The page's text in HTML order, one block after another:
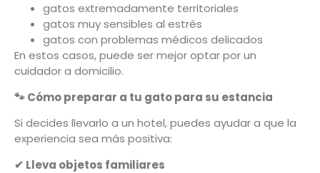
gatos extremadamente territoriales
gatos muy sensibles al estrés
gatos con problemas médicos delicados
En estos casos, puede ser mejor optar por un
cuidador a domicilio.
🐾Cómo preparar a tu gato para su estancia
Si decides llevarlo a un hotel, puedes ayudar a que la
experiencia sea más positiva:
✔ Lleva objetos familiares